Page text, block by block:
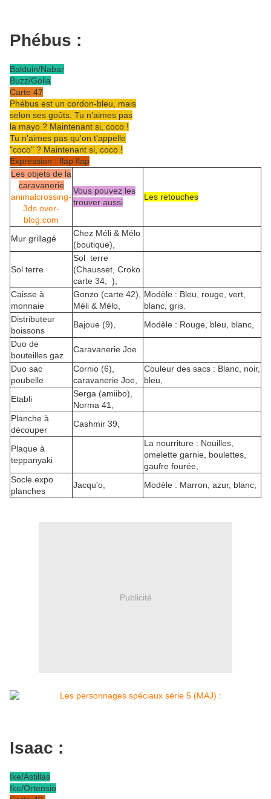
Phébus :
Balduin/Nabar
Buzz/Golia
Carte 47
Phébus est un cordon-bleu, mais
selon ses goûts. Tu n'aimes pas
la mayo ? Maintenant si, coco !
Tu n'aimes pas qu'on t'appelle
"coco" ? Maintenant si, coco !
Expression : flap flap
Les objets de la
caravanerie
animalcrossing-
3ds.over-
blog.com
Vous pouvez les
trouver aussi
Les retouches
Mur grillagé
Chez Méli & Mélo
(boutique),
Sol terre
Sol terre
(Chausset, Croko
carte 34, ),
Caisse à
monnaie
Gonzo (carte 42),
Méli & Mélo,
Modèle : Bleu, rouge, vert,
blanc, gris.
Distributeur
boissons
Bajoue (9),
Modèle : Rouge, bleu, blanc,
Duo de
bouteilles gaz
Caravanerie Joe
Duo sac
poubelle
Cornio (6),
caravanerie Joe,
Couleur des sacs : Blanc, noir,
bleu,
Etabli
Serga (amiibo),
Norma 41,
Planche à
découper
Cashmir 39,
Plaque à
teppanyaki
La nourriture : Nouilles,
omelette garnie, boulettes,
gaufre fourée,
Socle expo
planches
Jacqu'o, Modèle : Marron, azur, blanc,
Publicité
Isaac :
Ike/Astillas
Ike/Ortensio